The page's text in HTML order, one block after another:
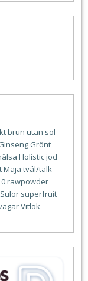
brun utan sol
Grönt
Holisticjod
Maja tvål/talk
rawpowder
Sulor superfruit
Vitlök